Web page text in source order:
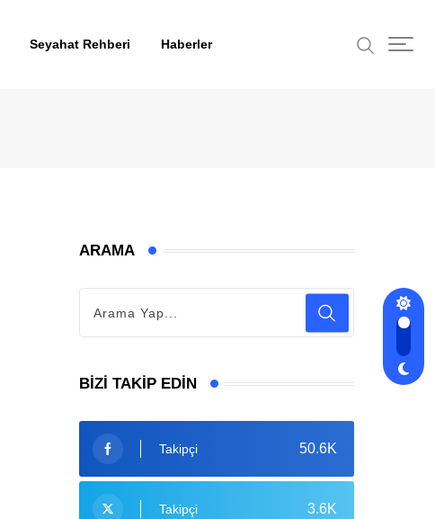
Seyahat Rehberi Haberler
ARAMA
BIZI TAKIP EDIN
50.6K
Takipçi
3.6K
Takipçi